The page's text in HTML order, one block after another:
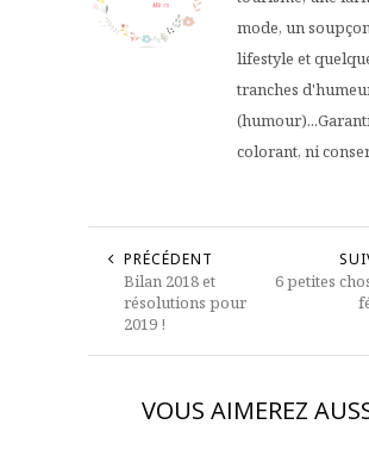
mode, un
lifestyle et
tranches
colorant, ni
PRÉCÉDENT
Bilan 2018 et
résolutions pour
2019 !
6 petites
VOUS AIMEREZ